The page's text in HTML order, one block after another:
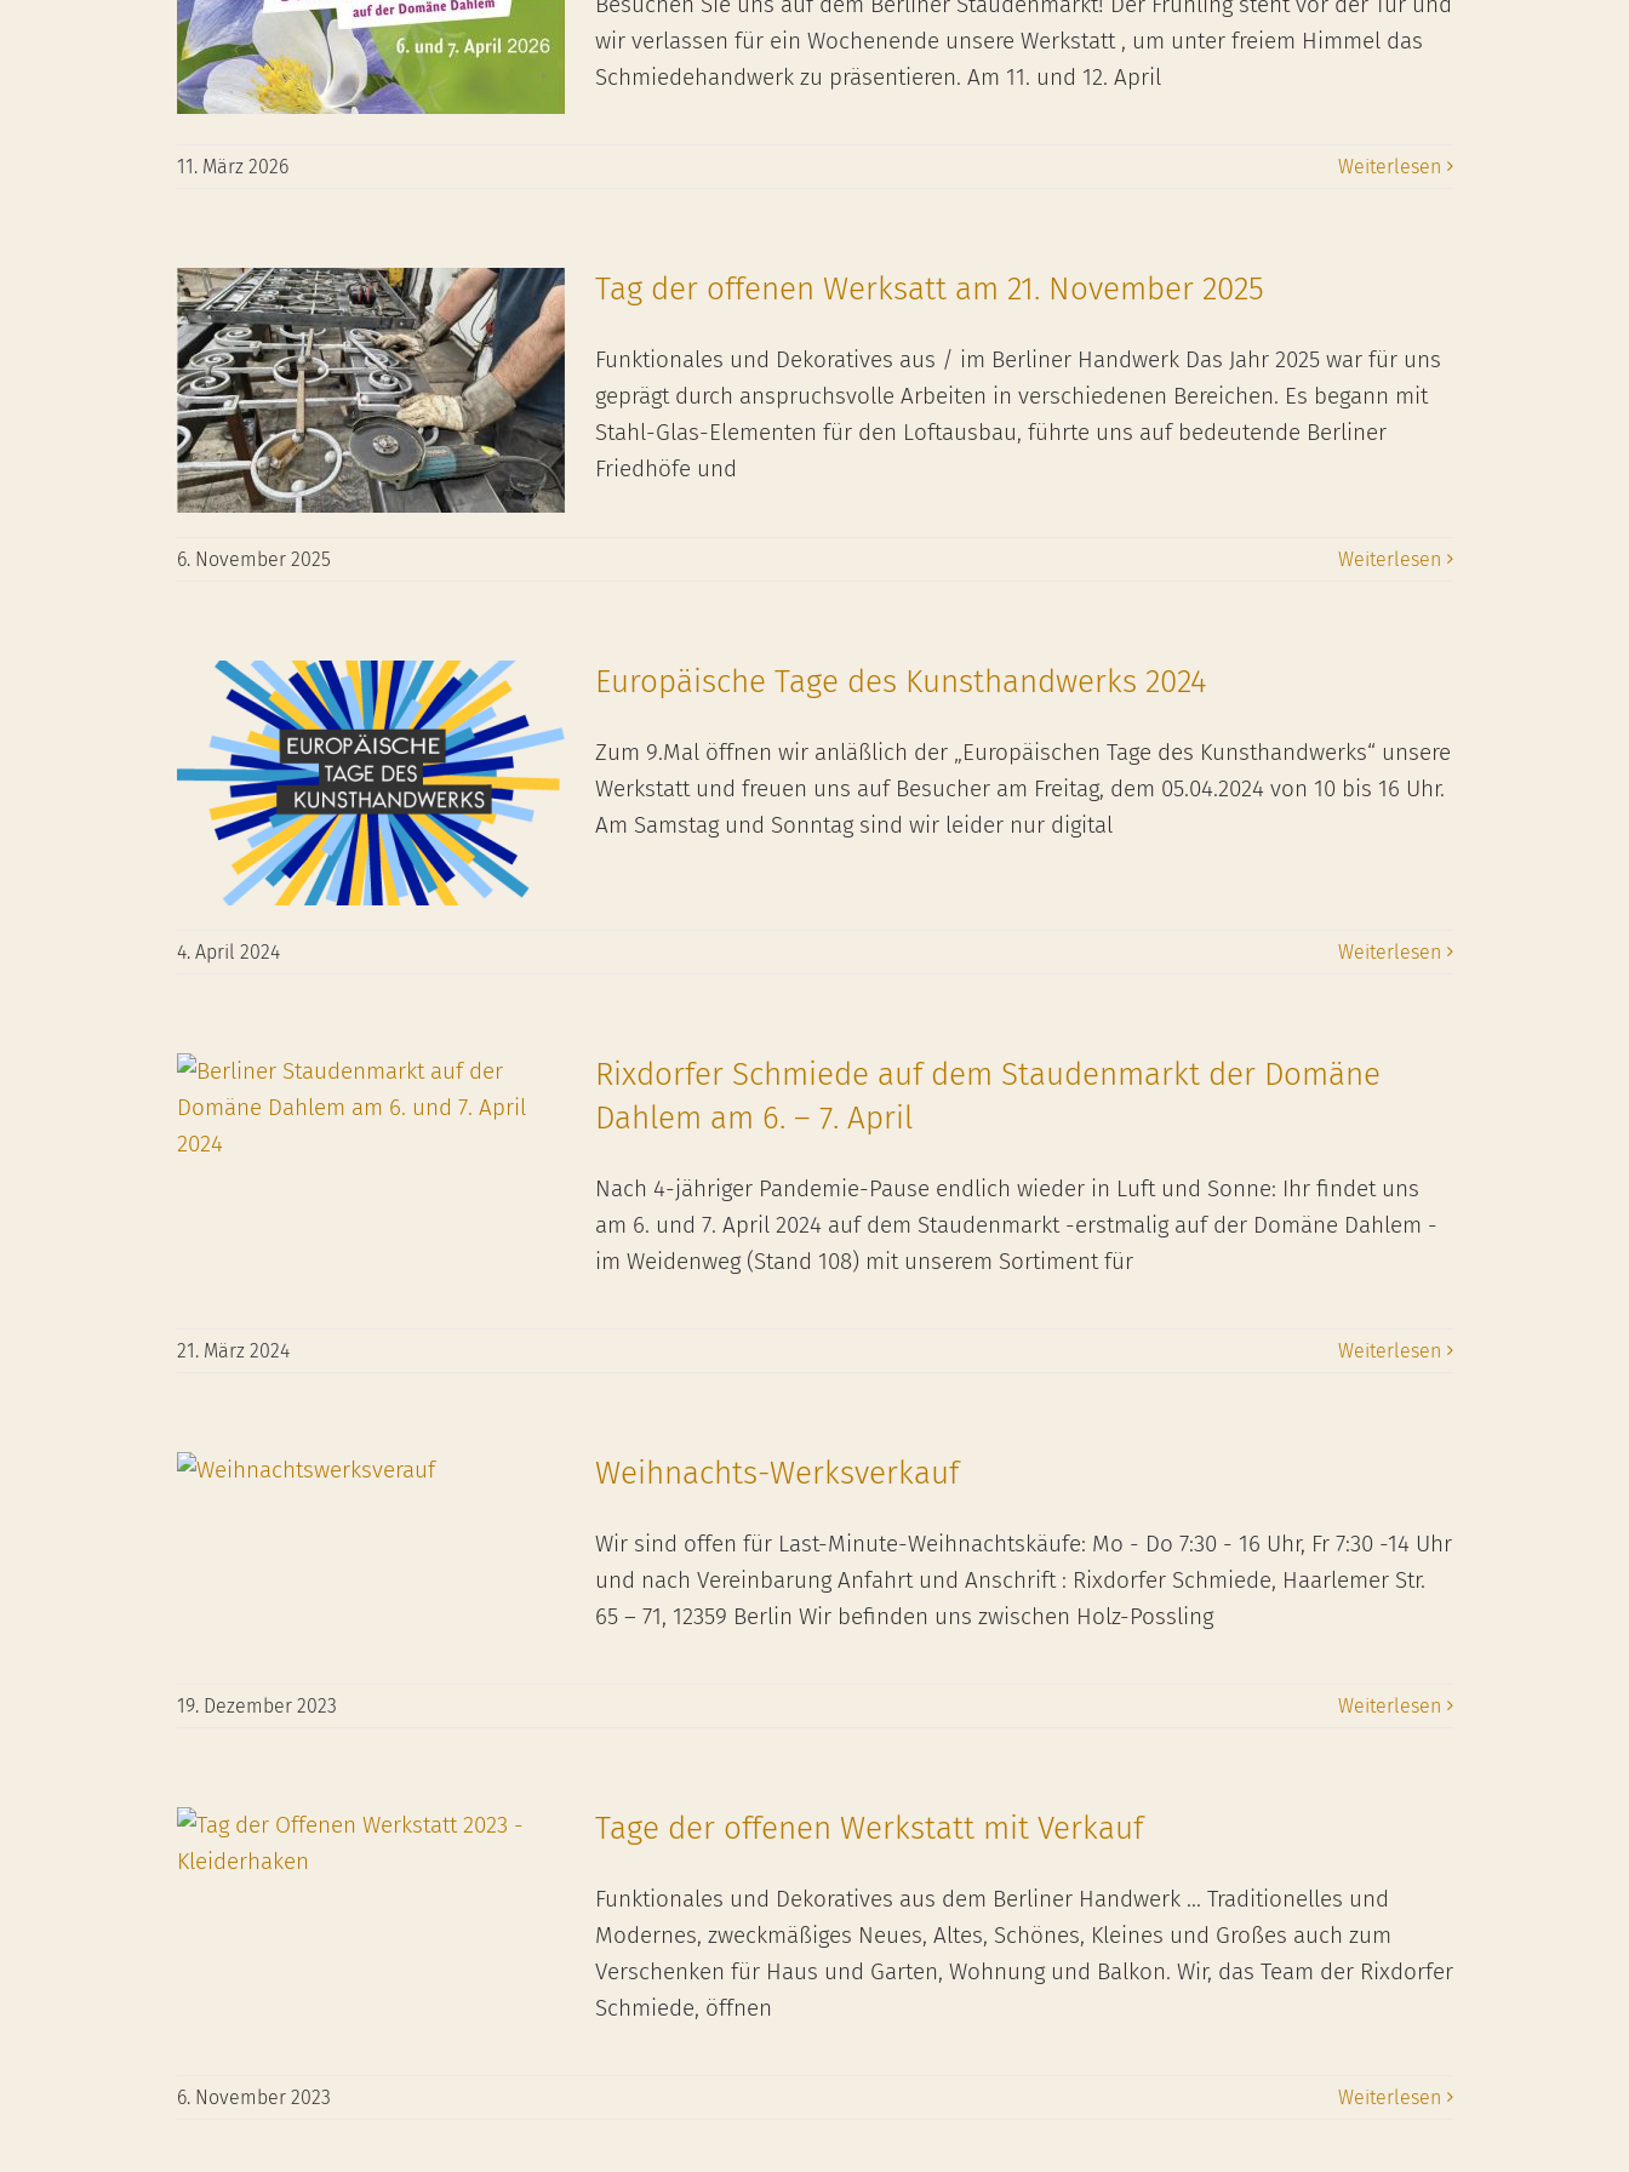
wir verlassen für ein Wochenende unsere Werkstatt , um unter freiem Himmel das
Schmiedehandwerk zu präsentieren. Am 11. und 12. April
11. März 2026 Weiterlesen
Tag der offenen Werksatt am 21. November 2025
Funktionales und Dekoratives aus / im Berliner Handwerk Das Jahr 2025 war für uns
geprägt durch anspruchsvolle Arbeiten in verschiedenen Bereichen. Es begann mit
Stahl-Glas-Elementen für den Loftausbau, führte uns auf bedeutende Berliner
Friedhöfe und
6. November 2025 Weiterlesen
Europäische Tage des Kunsthandwerks 2024
Zum 9.Mal öffnen wir anläßlich der „Europäischen Tage des Kunsthandwerks“ unsere
Werkstatt und freuen uns auf Besucher am Freitag, dem 05.04.2024 von 10 bis 16 Uhr.
Am Samstag und Sonntag sind wir leider nur digital
4. April 2024 Weiterlesen
Rixdorfer Schmiede auf dem Staudenmarkt der Domäne
Dahlem am 6. – 7. April
Nach 4-jähriger Pandemie-Pause endlich wieder in Luft und Sonne: Ihr findet uns
am 6. und 7. April 2024 auf dem Staudenmarkt -erstmalig auf der Domäne Dahlem -
im Weidenweg (Stand 108) mit unserem Sortiment für
21. März 2024 Weiterlesen
Weihnachts-Werksverkauf
Wir sind offen für Last-Minute-Weihnachtskäufe: Mo - Do 7:30 - 16 Uhr, Fr 7:30 -14 Uhr
und nach Vereinbarung Anfahrt und Anschrift : Rixdorfer Schmiede, Haarlemer Str.
65 – 71, 12359 Berlin Wir befinden uns zwischen Holz-Possling
19. Dezember 2023 Weiterlesen
Tage der offenen Werkstatt mit Verkauf
Funktionales und Dekoratives aus dem Berliner Handwerk ... Traditionelles und
Modernes, zweckmäßiges Neues, Altes, Schönes, Kleines und Großes auch zum
Verschenken für Haus und Garten, Wohnung und Balkon. Wir, das Team der Rixdorfer
Schmiede, öffnen
6. November 2023 Weiterlesen